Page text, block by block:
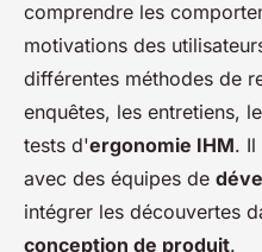
comprendre les
motivations des
différentes méthodes de
enquêtes, les entretiens,
tests d'ergonomie IHM. Il
avec des équipes de
intégrer les découvertes
conception de produit.